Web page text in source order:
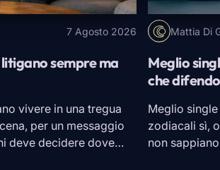
7 Agosto 2026
sempre ma
vivere in una tregua
per un messaggio
deve decidere dove
Mattia Di
Meglio
che
Meglio
zodiacali sì,
non